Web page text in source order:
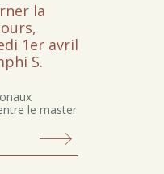
la
1er avril
S.
le master